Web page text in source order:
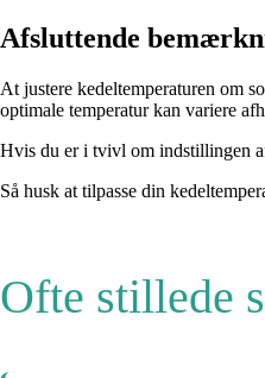
Afsluttende
At justere kedeltemperaturen om
optimale temperatur kan variere
Hvis du er i tvivl om indstillingen
Så husk at tilpasse din
Ofte stillede